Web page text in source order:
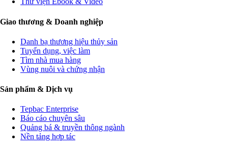
Giao thương & Doanh nghiệp
Danh bạ thương hiệu thủy sản
Tuyển dụng, việc làm
Tìm nhà mua hàng
Vùng nuôi và chứng nhận
Sản phẩm & Dịch vụ
Tepbac Enterprise
Báo cáo chuyên sâu
Quảng bá & truyền thông ngành
Nền tảng hợp tác